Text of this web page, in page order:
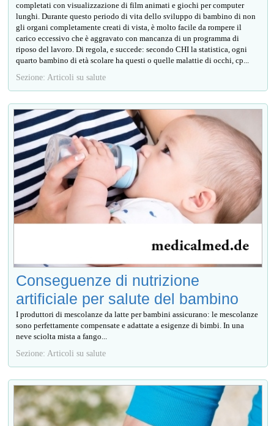
completati con visualizzazione di film animati e giochi per computer
lunghi. Durante questo periodo di vita dello sviluppo di bambino di non
gli organi completamente creati di vista, è molto facile da rompere il
carico eccessivo che è aggravato con mancanza di un programma di
riposo del lavoro. Di regola, e succede: secondo CHI la statistica, ogni
quarto bambino di età scolare ha questi o quelle malattie di occhi, ср...
Sezione: Articoli su salute
Conseguenze di nutrizione
artificiale per salute del bambino
I produttori di mescolanze da latte per bambini assicurano: le mescolanze
sono perfettamente compensate e adattate a esigenze di bimbi. In una
neve sciolta mista a fango...
Sezione: Articoli su salute